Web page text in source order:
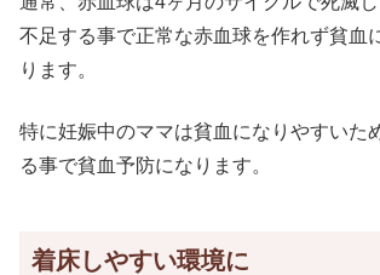
不足する事で正常な赤血球を作れず貧血
ります。
特に妊娠中のママは貧血になりやすいた
る事で貧血予防になります。
着床しやすい環境に